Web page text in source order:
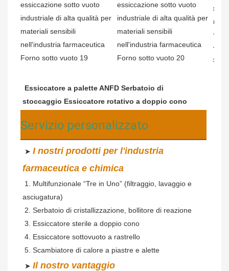
Essiccatore a palette ANFD Serbatoio di
stoccaggio Essiccatore rotativo a doppio cono
Servizio personalizzato
➤ I nostri prodotti per l'industria
farmaceutica e chimica
asciugatura)
2. Serbatoio di cristallizzazione, bollitore di reazione
3. Essiccatore sterile a doppio cono
4. Essiccatore sottovuoto a rastrello
5. Scambiatore di calore a piastre e alette
➤ Il nostro vantaggio